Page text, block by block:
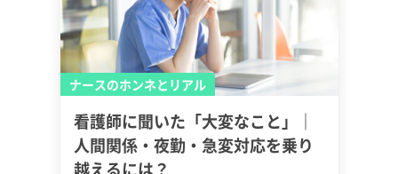
ナースのホンネとリアル
看護師に聞いた「大変なこと」｜
人間関係・夜勤・急変対応を乗り
越えるには？